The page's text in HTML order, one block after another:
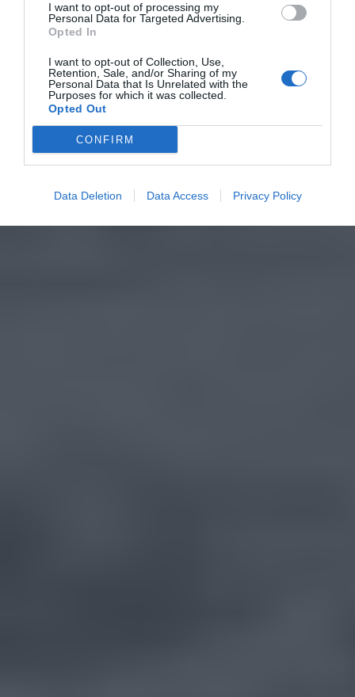
I want to opt-out of processing my
Personal Data for Targeted Advertising.
Opted In
I want to opt-out of Collection, Use,
Retention, Sale, and/or Sharing of my
Personal Data that Is Unrelated with the
Purposes for which it was collected.
Opted Out
CONFIRM
Data Deletion Data Access Privacy Policy